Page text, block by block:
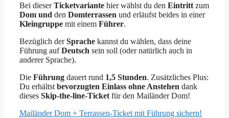
Bei dieserTicketvariante hier wählst du den Eintritt zum
Dom und den Domterrassen und erläufst beides in einer
Kleingruppe mit einem Führer.
Bezüglich derSprache kannst du wählen, dass deine
Führung aufDeutsch sein soll (oder natürlich auch in
anderer Sprache).
Die Führung dauert rund 1,5 Stunden. Zusätzliches Plus:
Du erhältst bevorzugten Einlass ohne Anstehen dank
dieses Skip-the-line-Ticket für den Mailänder Dom!
Mailänder Dom + Terrassen-Ticket mit Führung sichern!